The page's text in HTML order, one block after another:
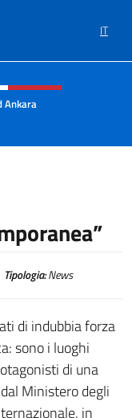
IT
e menù
Ankara
Tipologia:News
di indubbia forza
sono i luoghi
di una
Ministero degli
in